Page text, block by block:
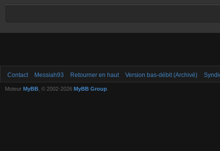
Contact Messiah93 Retourner en haut Version bas-débit (Archivé)
Moteur MyBB , © 2002-2026 MyBB Group